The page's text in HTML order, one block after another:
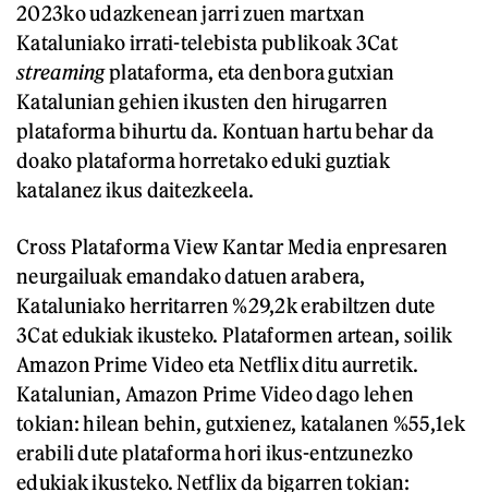
2023ko udazkenean jarri zuen martxan
Kataluniako irrati-telebista publikoak 3Cat
streamingplataforma, eta denbora gutxian
Katalunian gehien ikusten den hirugarren
plataforma bihurtu da. Kontuan hartu behar da
doako plataforma horretako eduki guztiak
katalanez ikus daitezkeela.
Cross Plataforma View Kantar Media enpresaren
neurgailuak emandako datuen arabera,
Kataluniako herritarren %29,2k erabiltzen dute
3Cat edukiak ikusteko. Plataformen artean, soilik
Amazon Prime Video eta Netflix ditu aurretik.
Katalunian, Amazon Prime Video dago lehen
tokian: hilean behin, gutxienez, katalanen %55,1ek
erabili dute plataforma hori ikus-entzunezko
edukiak ikusteko. Netflix da bigarren tokian: